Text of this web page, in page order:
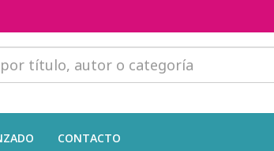
CONTACTO